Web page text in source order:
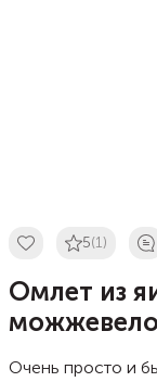
5(1)
Омлет из
Очень просто и